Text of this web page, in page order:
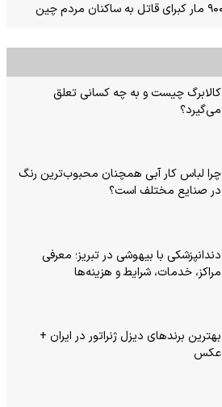
کالابرگ چیست و به چه کسانی تعلق
می‌گیرد؟
چرا لباس کار آبی همچنان محبوب‌ترین رنگ
در صنایع مختلف است؟
دندانپزشکی با بیهوشی در تبریز؛ معرفی
مراکز، خدمات، شرایط و هزینه‌ها
بهترین برندهای دیزل ژنراتور در ایران +
عکس